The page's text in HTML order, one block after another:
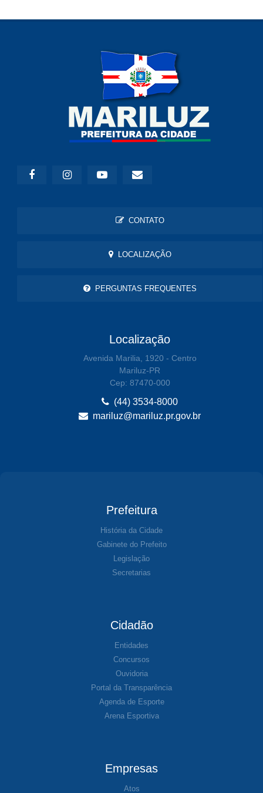
CONTATO
LOCALIZAÇÃO
PERGUNTAS FREQUENTES
Localização
Avenida Marilia, 1920 - Centro
Mariluz-PR
Cep: 87470-000
(44) 3534-8000
mariluz@mariluz.pr.gov.br
Prefeitura
História da Cidade
Gabinete do Prefeito
Legislação
Secretarias
Cidadão
Entidades
Concursos
Ouvidoria
Portal da Transparência
Agenda de Esporte
Arena Esportiva
Empresas
Atos